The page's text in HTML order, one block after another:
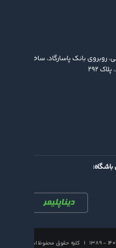
روبروی بانک پاسارگاد، ساختمان
۲۹۲
باشگاه: